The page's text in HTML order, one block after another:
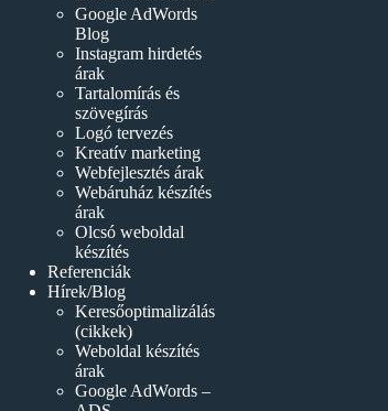
Google AdWords
Blog
Instagram hirdetés
árak
Tartalomírás és
szövegírás
Logó tervezés
Kreatív marketing
Webfejlesztés árak
Webáruház készítés
árak
Olcsó weboldal
készítés
Referenciák
Hírek/Blog
Keresőoptimalizálás
(cikkek)
Weboldal készítés
árak
Google AdWords –